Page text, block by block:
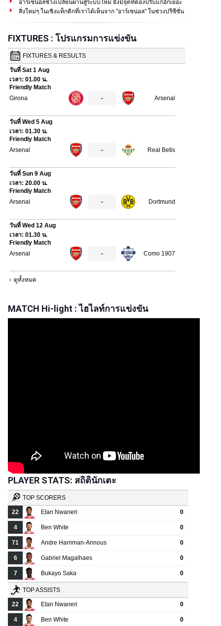
อาร์เซน่อลช่วงเปลี่ยนผ่านสู่ระบบใหม่ ยังมีจุดที่ต้องปรับแก้อีกเยอะ
สิ่งใหม่ๆ ในเชิงแท็กติกที่เราได้เห็นจาก "อาร์เซน่อล" ในช่วงปรีซีซั่น
FIXTURES : โปรแกรมการแข่งขัน
MATCH Hi-light : ไฮไลท์การแข่งขัน
PLAYER STATS: สถิตินักเตะ